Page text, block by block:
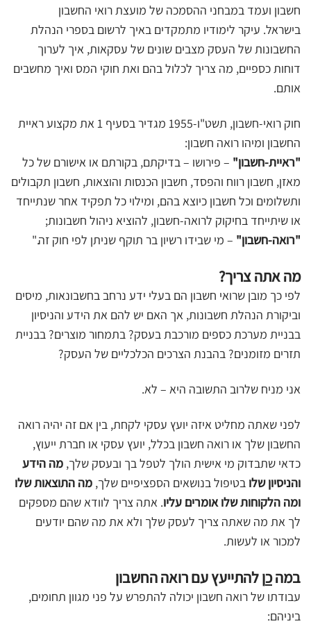
חשבון ועמד במבחני ההסמכה של מועצת רואי החשבון
בישראל. עיקר לימודיו מתמקדים באיך לרשום בספרי הנהלת
החשבונות של העסק מצבים שונים של עסקאות, איך לערוך
דוחות כספיים, מה צריך לכלול בהם ואת חוקי המס ואיך מחשבים
אותם.
חוק רואי-חשבון, תשט"ו-1955 מגדיר בסעיף 1 את מקצוע ראיית
החשבון ומיהו רואה חשבון:
"ראיית-חשבון" – פירושו – בדיקתם, בקורתם או אישורם של כל
מאזן, חשבון רווח והפסד, חשבון הכנסות והוצאות, חשבון תקבולים
ותשלומים וכל חשבון כיוצא בהם, ומילוי כל תפקיד אחר שנתייחד
או שיתייחד בחיקוק לרואה-חשבון, להוציא ניהול חשבונות;
"רואה-חשבון" – מי שבידו רשיון בר תוקף שניתן לפי חוק זה."
מה אתה צריך?
לפי כך מובן שרואי חשבון הם בעלי ידע נרחב בחשבונאות, מיסים
וביקורת הנהלת חשבונות, אך האם יש להם את הידע והניסיון
בבניית מערכת כספים מורכבת בעסק? בתמחור מוצרים? בבניית
תזרים מזומנים? בהבנת הצרכים הכלכליים של העסק?
אני מניח שלרוב התשובה היא – לא.
לפני שאתה מחליט איזה יועץ עסקי לקחת, בין אם זה יהיה רואה
החשבון שלך או רואה חשבון בכלל, יועץ עסקי או חברת ייעוץ,
כדאי שתבדוק מי אישית הולך לטפל בך ובעסק שלך, מה הידע
והניסיון שלו בטיפול בנושאים הספציפיים שלך, מה התוצאות שלו
ומה הלקוחות שלו אומרים עליו. אתה צריך לוודא שהם מספקים
לך את מה שאתה צריך לעסק שלך ולא את מה שהם יודעים
למכור או לעשות.
במהכן להתייעץ עם רואה החשבון
עבודתו של רואה חשבון יכולה להתפרש על פני מגוון תחומים,
ביניהם: